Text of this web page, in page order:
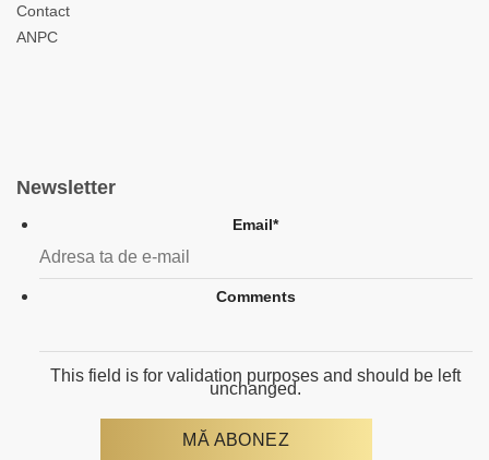
Contact
ANPC
Newsletter
Email*
Comments
This field is for validation purposes and should be left
unchanged.